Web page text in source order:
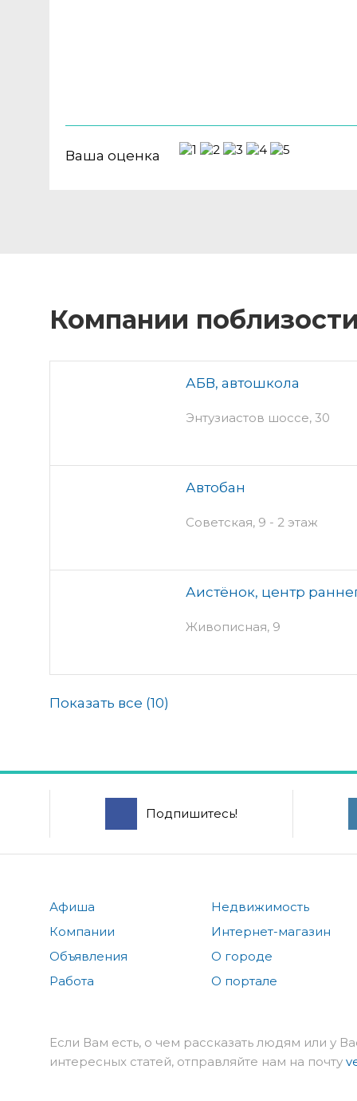
Ваша оценка
Компании
АБВ, автошкола
Энтузиастов шоссе, 30
Автобан
Советская, 9 - 2 этаж
Аистёнок, центр
Живописная, 9
Показать все (10)
Подпишитесь!
Афиша
Компании
Объявления
Работа
Недвижимость
Интернет-магазин
О городе
О портале
Если Вам есть, о чем рассказать людям или у
интересных статей, отправляйте нам на почту